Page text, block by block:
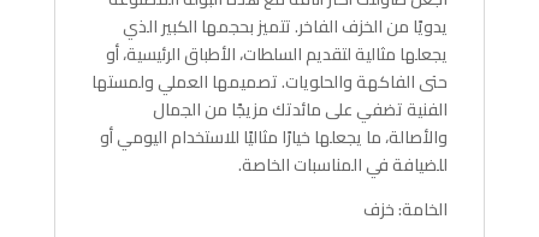
يدويًا من الخزف الفاخر. تتميز بحجمها الكبير الذي
يجعلها مثالية لتقديم السلطات، الأطباق الرئيسية، أو
حتى الفاكهة والحلويات. تصميمها العملي ولمستها
الفنية تضفي على مائدتك مزيجًا من الجمال
والأصالة، ما يجعلها خيارًا مثاليًا للاستخدام اليومي أو
للضيافة في المناسبات الخاصة.
الخامة: خزف